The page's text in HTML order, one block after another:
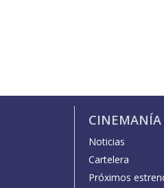
CINEMANÍA
Noticias
Cartelera
Próximos